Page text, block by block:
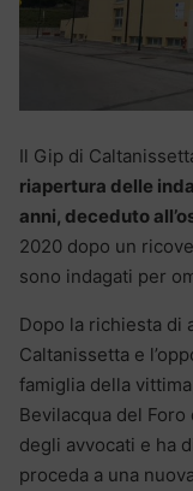
Il Gip di
riapertura delle
anni, deceduto
2020 dopo un
sono indagati per
Dopo la richiesta di
Caltanissetta e
famiglia della
Bevilacqua del Foro
degli avvocati e ha
proceda a una